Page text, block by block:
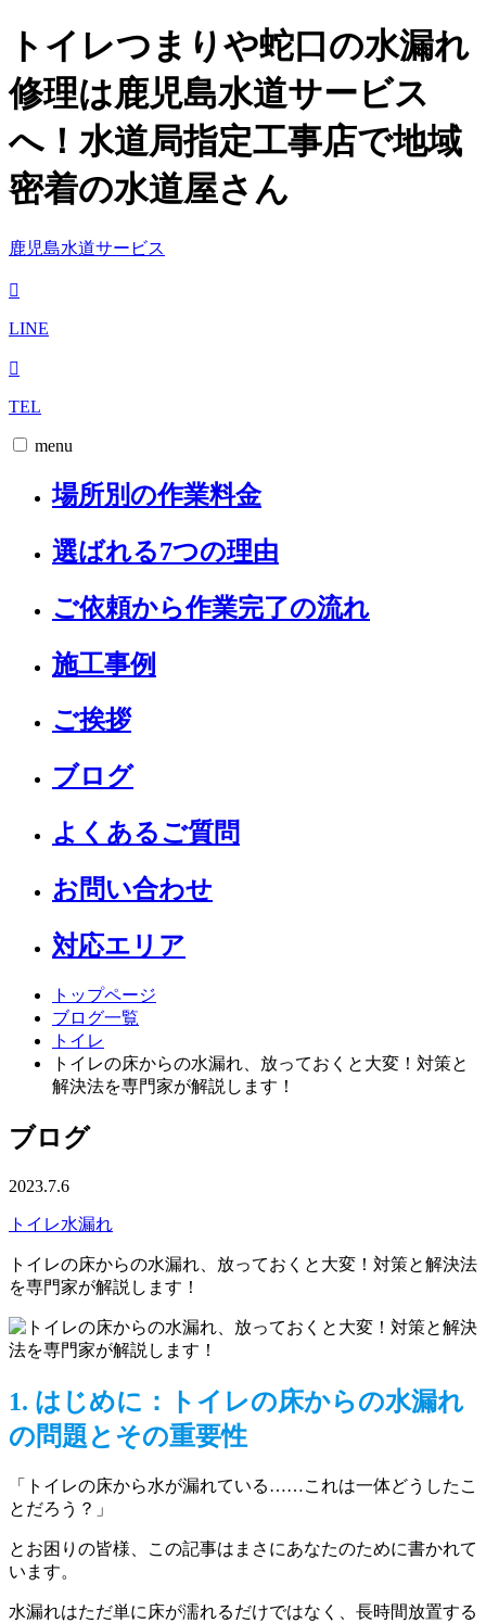
トイレつまりや蛇口の水漏れ
修理は鹿児島水道サービス
へ！水道局指定工事店で地域
密着の水道屋さん
鹿児島水道サービス
LINE
TEL
menu
場所別の作業料金
選ばれる7つの理由
ご依頼から作業完了の流れ
施工事例
ご挨拶
ブログ
よくあるご質問
お問い合わせ
対応エリア
トップページ
ブログ一覧
トイレ
トイレの床からの水漏れ、放っておくと大変！対策と
解決法を専門家が解説します！
ブログ
2023.7.6
トイレ水漏れ
トイレの床からの水漏れ、放っておくと大変！対策と解決法
を専門家が解説します！
1. はじめに：トイレの床からの水漏れ
の問題とその重要性
「トイレの床から水が漏れている……これは一体どうしたこ
とだろう？」
とお困りの皆様、この記事はまさにあなたのために書かれて
います。
水漏れはただ単に床が濡れるだけではなく、長時間放置する